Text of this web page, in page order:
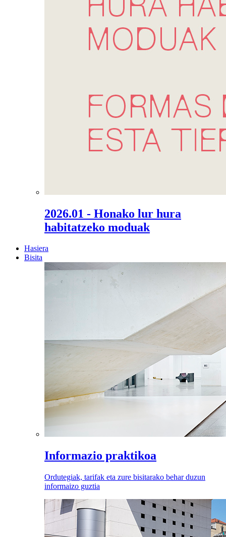
2026.01 - Honako lur hura
habitatzeko moduak
Hasiera
Bisita
Informazio praktikoa
Ordutegiak, tarifak eta zure bisitarako behar duzun
informaizo guztia